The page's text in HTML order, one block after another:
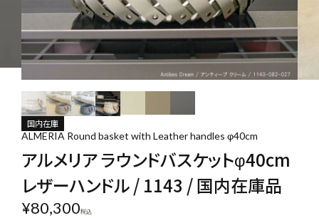
国内在庫
ALMERIA Round basket with Leather handles φ40cm
アルメリア ラウンドバスケットφ40cm
レザーハンドル / 1143 / 国内在庫品
¥80,300税込